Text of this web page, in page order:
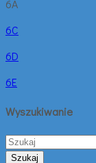
6A
6C
6D
6E
Wyszukiwanie